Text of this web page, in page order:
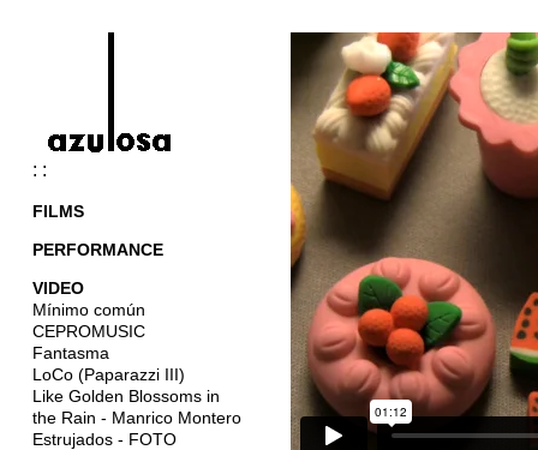
: :
FILMS
PERFORMANCE
VIDEO
Mínimo común
CEPROMUSIC
Fantasma
LoCo (Paparazzi III)
Like Golden Blossoms in
the Rain - Manrico Montero
Estrujados - FOTO